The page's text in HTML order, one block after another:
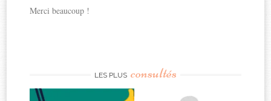
Merci beaucoup !
LES PLUS consultés